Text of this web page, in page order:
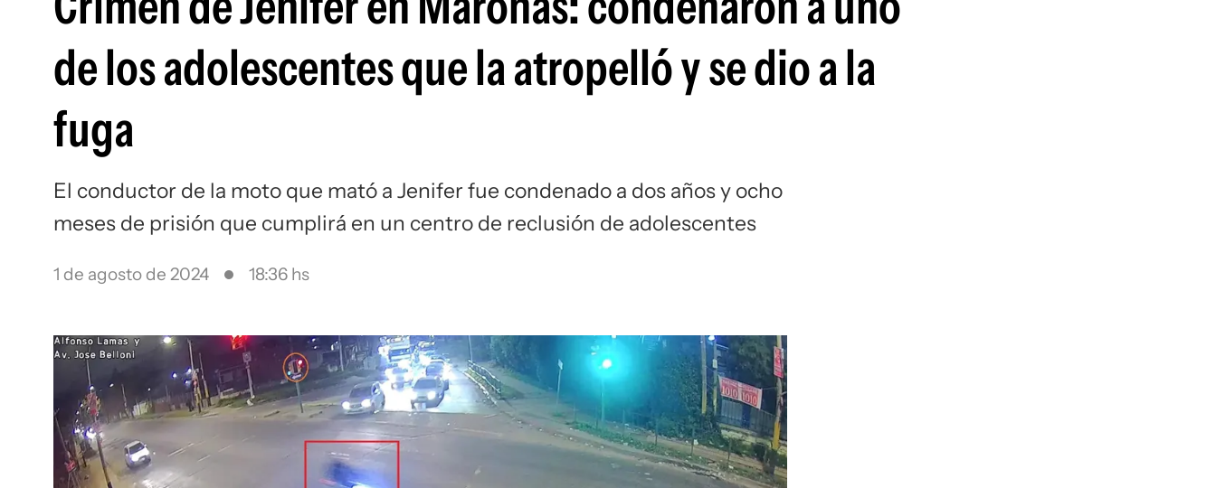
de los adolescentes que la atropelló y se dio a la
fuga
El conductor de la moto que mató a Jenifer fue condenado a dos años y ocho
meses de prisión que cumplirá en un centro de reclusión de adolescentes
1 de agosto de 2024 18:36 hs